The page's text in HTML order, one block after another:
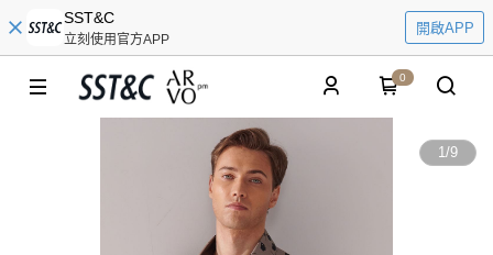
SST&C
立刻使用官方APP
開啟APP
0
1/9